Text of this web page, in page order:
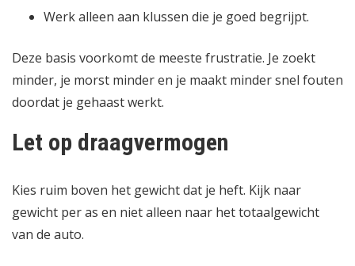
Werk alleen aan klussen die je goed begrijpt.
Deze basis voorkomt de meeste frustratie. Je zoekt
minder, je morst minder en je maakt minder snel fouten
doordat je gehaast werkt.
Let op draagvermogen
Kies ruim boven het gewicht dat je heft. Kijk naar
gewicht per as en niet alleen naar het totaalgewicht
van de auto.